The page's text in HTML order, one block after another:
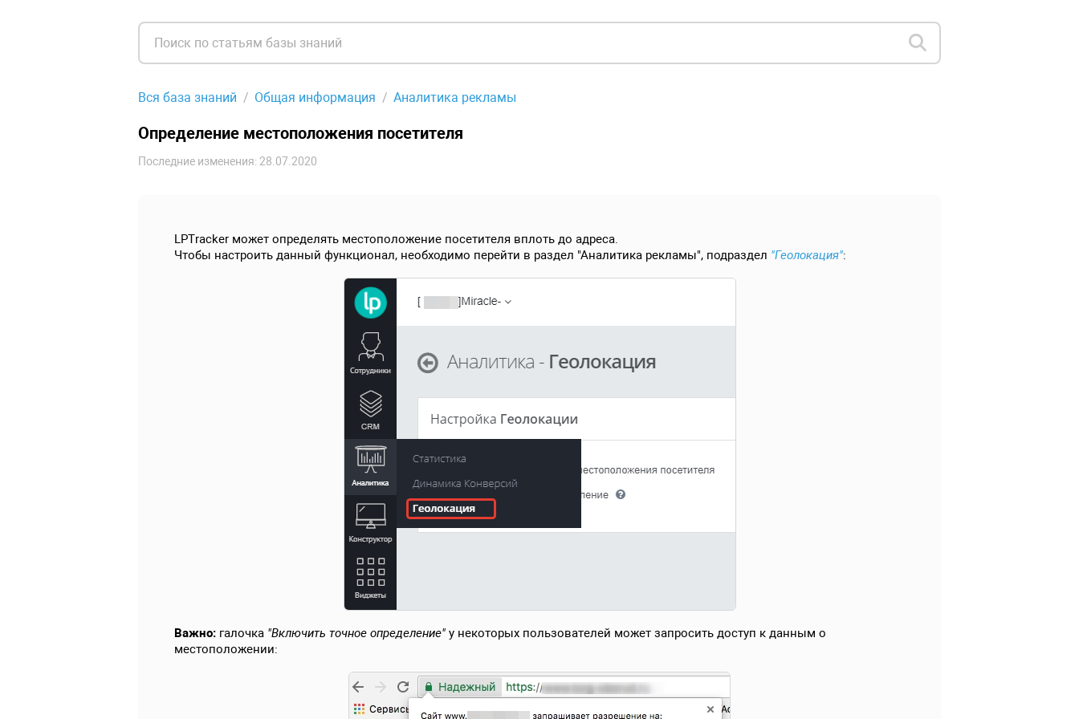
Вся база знаний Общая информация Аналитика рекламы
Определение местоположения посетителя
Последние изменения: 28.07.2020
LPTracker может определять местоположение посетителя вплоть до адреса.
Чтобы настроить данный функционал, необходимо перейти в раздел "Аналитика рекламы", подраздел "Геолокация":
Важно: галочка "Включить точное определение" у некоторых пользователей может запросить доступ к данным о
местоположении: